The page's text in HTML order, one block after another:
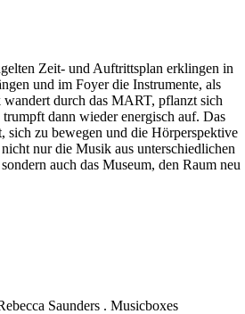
Zeit- und Auftrittsplan erklingen in
und im Foyer die Instrumente, als
durch das MART, pflanzt sich
dann wieder energisch auf. Das
zu bewegen und die Hörperspektive
nur die Musik aus unterschiedlichen
auch das Museum, den Raum neu
Saunders . Musicboxes